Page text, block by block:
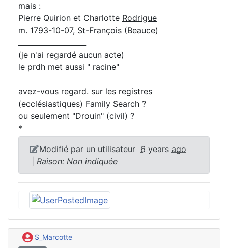
mais :
Pierre Quirion et Charlotte Rodrigue
m. 1793-10-07, St-François (Beauce)
(je n'ai regardé aucun acte)
le prdh met aussi " racine"
avez-vous regard. sur les registres
(ecclésiastiques) Family Search ?
ou seulement "Drouin" (civil) ?
*
Modifié par un utilisateur 6 years ago
Raison: Non indiquée
S_Marcotte